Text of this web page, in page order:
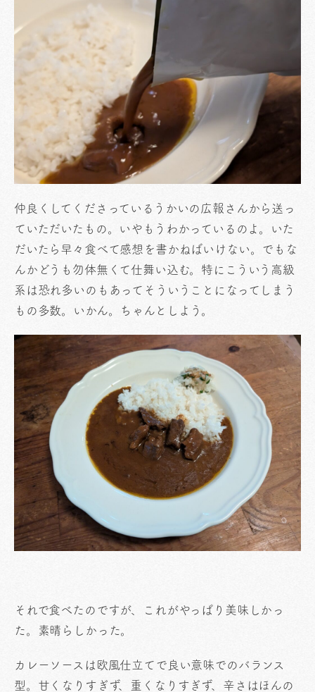
仲良くしてくださっているうかいの広報さんから送っ
ていただいたもの。いやもうわかっているのよ。いた
だいたら早々食べて感想を書かねばいけない。でもな
んかどうも勿体無くて仕舞い込む。特にこういう高級
系は恐れ多いのもあってそういうことになってしまう
もの多数。いかん。ちゃんとしよう。
それで食べたのですが、これがやっぱり美味しかっ
た。素晴らしかった。
カレーソースは欧風仕立てで良い意味でのバランス
型。甘くなりすぎず、重くなりすぎず、辛さはほんの